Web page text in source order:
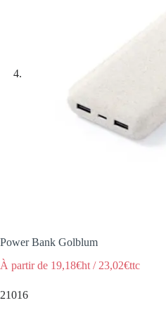
Power Bank Golblum
À partir de 19,18€ht / 23,02€ttc
21016